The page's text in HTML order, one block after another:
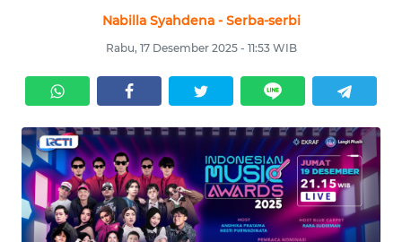
Nabilla Syahdena - Serba-serbi
Rabu, 17 Desember 2025 - 11:53 WIB
EKUIN
SAINS-TEKNO
KESEHATAN